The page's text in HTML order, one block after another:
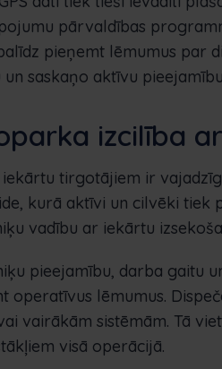
pārvaldības
pieņemt lēmumus par
saskaņo aktīvu
izcilība
tirgotājiem ir
kurā aktīvi un cilvēki tiek
vadību ar iekārtu
pieejamību, darba gaitu
operatīvus lēmumus.
vairākām sistēmām. Tā
visā operācijā.